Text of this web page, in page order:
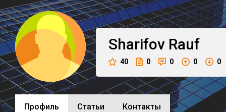
Sharifov Rauf
40 0 0 0 0
Профиль Cтатьи Контакты